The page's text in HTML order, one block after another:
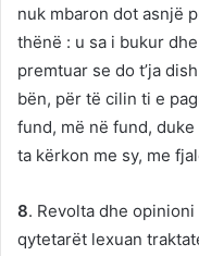
nuk mbaron dot asnjë
thënë : u sa i bukur
premtuar se do t’ja
bën, për të cilin ti e
fund, më në fund,
ta kërkon me sy, me
8. Revolta dhe
qytetarët lexuan